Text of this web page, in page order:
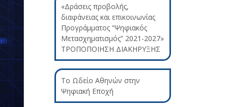
«Δράσεις προβολής,
διαφάνειας και επικοινωνίας
Προγράμματος “Ψηφιακός
Μετασχηματισμός” 2021-2027»
ΤΡΟΠΟΠΟΙΗΣΗ ΔΙΑΚΗΡΥΞΗΣ
Το Ωδείο Αθηνών στην
Ψηφιακή Εποχή